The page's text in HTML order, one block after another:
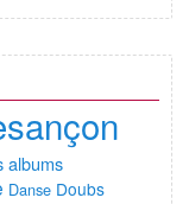
albums
Danse Doubs